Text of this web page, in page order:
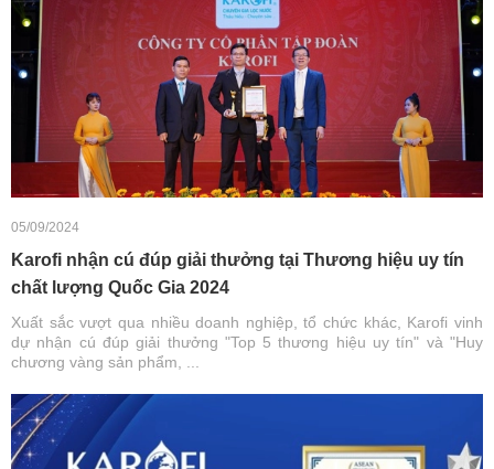
05/09/2024
Karofi nhận cú đúp giải thưởng tại Thương hiệu uy tín
chất lượng Quốc Gia 2024
Xuất sắc vượt qua nhiều doanh nghiệp, tổ chức khác, Karofi vinh
dự nhận cú đúp giải thưởng "Top 5 thương hiệu uy tín" và "Huy
chương vàng sản phẩm, ...